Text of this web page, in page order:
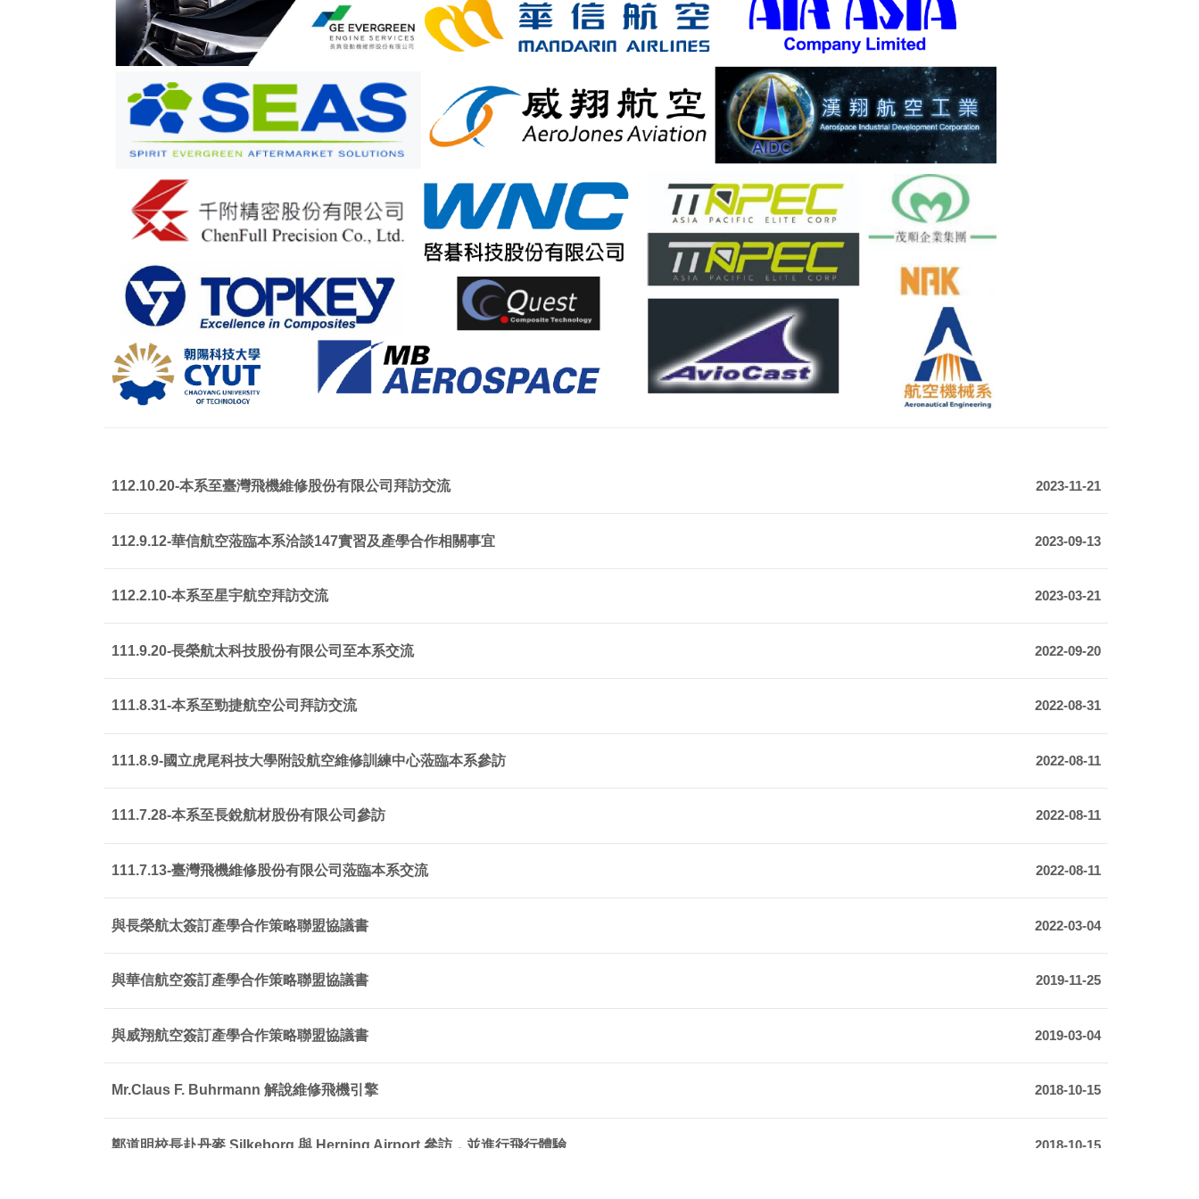
112.10.20-本系至臺灣飛機維修股份有限公司拜訪交流 2023-11-21
112.9.12-華信航空蒞臨本系洽談147實習及產學合作相關事宜 2023-09-13
112.2.10-本系至星宇航空拜訪交流 2023-03-21
111.9.20-長榮航太科技股份有限公司至本系交流 2022-09-20
111.8.31-本系至勁捷航空公司拜訪交流 2022-08-31
111.8.9-國立虎尾科技大學附設航空維修訓練中心蒞臨本系參訪 2022-08-11
111.7.28-本系至長銳航材股份有限公司參訪 2022-08-11
111.7.13-臺灣飛機維修股份有限公司蒞臨本系交流 2022-08-11
與長榮航太簽訂產學合作策略聯盟協議書 2022-03-04
與華信航空簽訂產學合作策略聯盟協議書 2019-11-25
與威翔航空簽訂產學合作策略聯盟協議書 2019-03-04
Mr.Claus F. Buhrmann 解說維修飛機引擎 2018-10-15
鄭道明校長赴丹麥 Silkeborg 與 Herning Airport 參訪，並進行飛行體驗 2018-10-15